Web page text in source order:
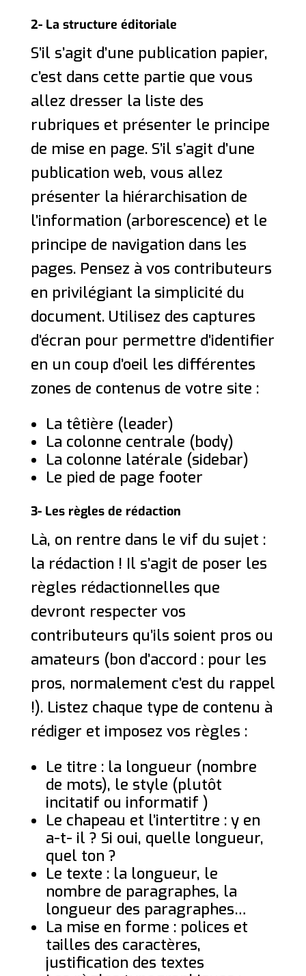
2- La structure éditoriale
S’il s’agit d’une publication papier,
c’est dans cette partie que vous
allez dresser la liste des
rubriques et présenter le principe
de mise en page. S’il s’agit d’une
publication web, vous allez
présenter la hiérarchisation de
l’information (arborescence) et le
principe de navigation dans les
pages. Pensez à vos contributeurs
en privilégiant la simplicité du
document. Utilisez des captures
d’écran pour permettre d’identifier
en un coup d’oeil les différentes
zones de contenus de votre site :
La têtière (leader)
La colonne centrale (body)
La colonne latérale (sidebar)
Le pied de page footer
3- Les règles de rédaction
Là, on rentre dans le vif du sujet :
la rédaction ! Il s’agit de poser les
règles rédactionnelles que
devront respecter vos
contributeurs qu’ils soient pros ou
amateurs (bon d’accord : pour les
pros, normalement c’est du rappel
!). Listez chaque type de contenu à
rédiger et imposez vos règles :
Le titre : la longueur (nombre
de mots), le style (plutôt
incitatif ou informatif )
Le chapeau et l’intertitre : y en
a-t- il ? Si oui, quelle longueur,
quel ton ?
Le texte : la longueur, le
nombre de paragraphes, la
longueur des paragraphes…
La mise en forme : polices et
tailles des caractères,
justification des textes